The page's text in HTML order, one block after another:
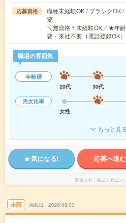
応募資格
職種未経験OK / ブランクOK
要
＼無資格＊未経験OK／★年
要・来社不要（電話登録OK
職場の雰囲気
年齢層
20代
30代
男女比率
女性
もっと見
気になる! 応募へ進む
派遣会社 株式会社ニッ
未読 掲載日 2026/08/03